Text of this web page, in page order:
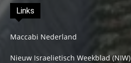
Links
Maccabi Nederland
Nieuw Israelietisch Weekblad (NIW)